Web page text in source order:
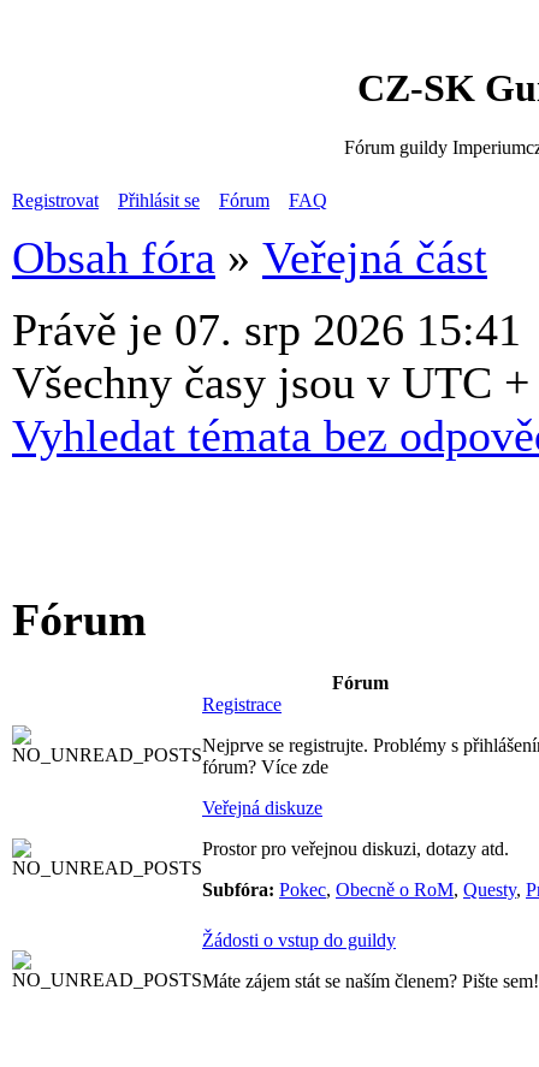
CZ-SK
Fórum guildy
Registrovat Přihlásit se Fórum FAQ
Obsah fóra » Veřejná část
Právě je 07. srp 2026 15:41
Všechny časy jsou v UTC
Vyhledat témata bez
Fórum
Fórum
Registrace
Nejprve se registrujte. Problémy s
fórum? Více zde
Veřejná diskuze
Prostor pro veřejnou diskuzi, dotazy atd.
Subfóra: Pokec, Obecně o RoM, Questy,
Žádosti o vstup do guildy
Máte zájem stát se naším členem? Pište sem!